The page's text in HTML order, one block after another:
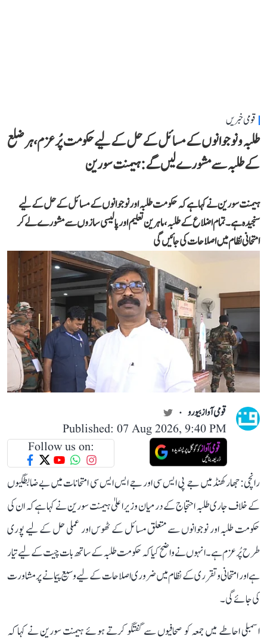
قومی خبریں
طلبہ و نوجوانوں کے مسائل کے حل کے لیے حکومت پُرعزم، ہر ضلع
کے طلبہ سے مشورے لیں گے: ہیمنت سورین
ہیمنت سورین نے کہا ہے کہ حکومت طلبہ اور نوجوانوں کے مسائل کے حل کے لیے
سنجیدہ ہے۔ تمام اضلاع کے طلبہ، ماہرین تعلیم اور پالیسی سازوں سے مشورے لے کر
امتحانی نظام میں اصلاحات کی جائیں گی
قومی آواز بیورو
Published: 07 Aug 2026, 9:40 PM
Follow us on:
رانچی: جھارکھنڈ میں جے پی ایس سی اور جے ایس ایس سی امتحانات میں بے ضابطگیوں
کے خلاف جاری طلبہ احتجاج کے درمیان وزیر اعلیٰ ہیمنت سورین نے کہا ہے کہ ان کی
حکومت طلبہ اور نوجوانوں سے متعلق مسائل کے ٹھوس اور عملی حل کے لیے پوری
طرح پُرعزم ہے۔ انہوں نے واضح کیا کہ حکومت طلبہ کے ساتھ بات چیت کے لیے تیار
ہے اور امتحانی و تقرری کے نظام میں ضروری اصلاحات کے لیے وسیع پیمانے پر مشاورت
کی جائے گی۔
اسمبلی احاطے میں جمعہ کو صحافیوں سے گفتگو کرتے ہوئے ہیمنت سورین نے کہا کہ